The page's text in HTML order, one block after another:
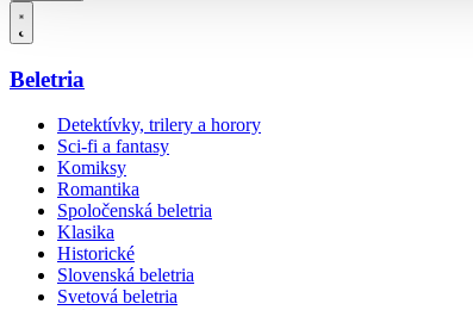
Beletria
Detektívky, trilery a horory
Sci-fi a fantasy
Komiksy
Romantika
Spoločenská beletria
Klasika
Historické
Slovenská beletria
Svetová beletria